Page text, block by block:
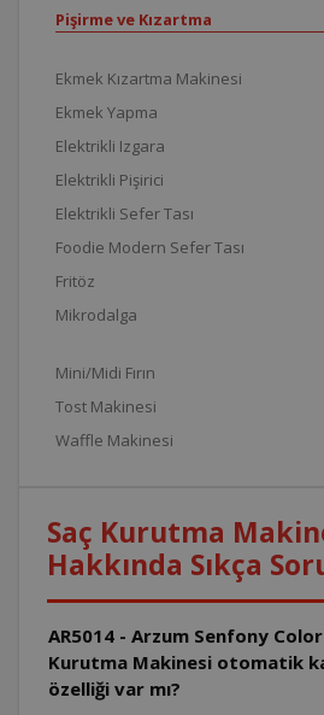
Pişirme ve Kızartma
Ekmek Kızartma Makinesi
Ekmek Yapma
Elektrikli Izgara
Elektrikli Pişirici
Elektrikli Sefer Tası
Foodie Modern Sefer Tası
Fritöz
Mikrodalga
Mini/Midi Fırın
Tost Makinesi
Waffle Makinesi
Saç Kurutma
Hakkında Sıkça
AR5014 - Arzum Senfony
Kurutma Makinesi otomatik
özelliği var mı?